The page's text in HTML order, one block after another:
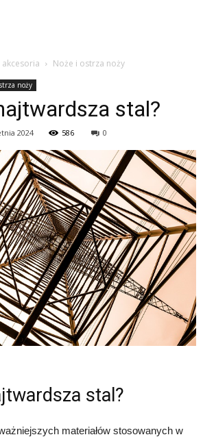
akcesoria Noże i ostrza noży
noży
stal?
2024 586 0
stal?
materiałów stosowanych w